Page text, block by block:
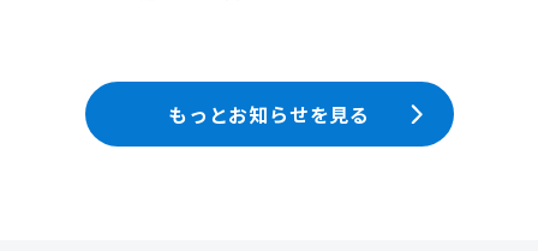
もっとお知らせを見る